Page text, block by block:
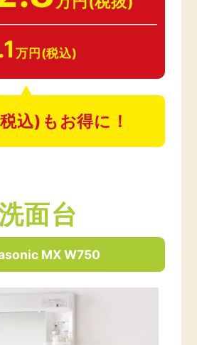
万円(税込)
込)もお得に！
面台
MX W750